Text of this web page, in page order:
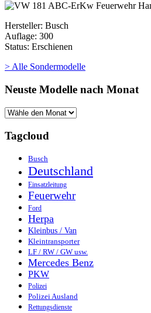
Hersteller: Busch
Auflage: 300
Status: Erschienen
> Alle Sondermodelle
Neuste Modelle nach Monat
Tagcloud
Busch
Deutschland
Einsatzleitung
Feuerwehr
Ford
Herpa
Kleinbus / Van
Kleintransporter
LF / RW / GW usw.
Mercedes Benz
PKW
Polizei
Polizei Ausland
Rettungsdienste